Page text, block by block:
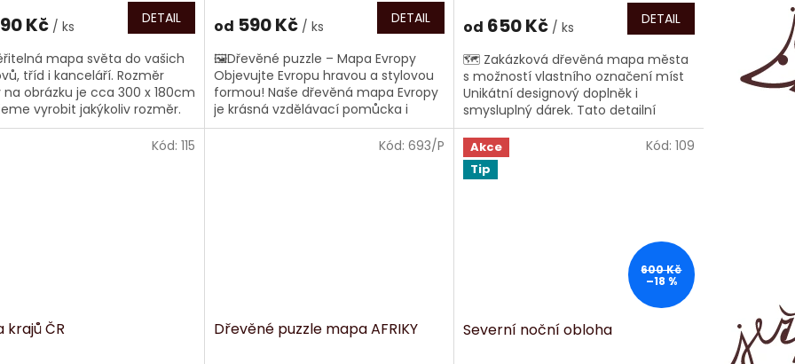
Kč / ks DETAIL
mapa světa do vašich
tříd i kanceláří. Rozměr
obrázku je cca 300 x 180cm
vyrobit jakýkoliv rozměr.
od 590 Kč / ks DETAIL
🖼️Dřevěné puzzle – Mapa Evropy
Objevujte Evropu hravou a stylovou
formou! Naše dřevěná mapa Evropy
je krásná vzdělávací pomůcka i
designový doplněk interiéru. Puzzle
od 650 Kč / ks DETAIL
🗺️ Zakázková dřevěná mapa města
s možností vlastního označení míst
Unikátní designový doplněk i
smysluplný dárek. Tato detailní
mapa města vyřezaná laserem do
dřeva je nejen...
krajů ČR
Kód: 115
Dřevěné puzzle mapa AFRIKY
Kód: 693/P
Akce
Tip
600 Kč
–18 %
Severní noční obloha
Kód: 109